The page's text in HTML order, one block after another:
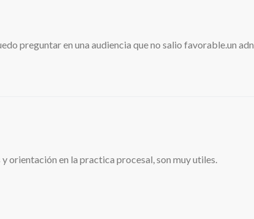
preguntar en una audiencia que no salio favorable.un adn
orientación en la practica procesal, son muy utiles.